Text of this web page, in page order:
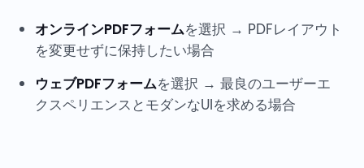
オンラインPDFフォームを選択 → PDFレイアウト
を変更せずに保持したい場合
ウェブPDFフォームを選択 → 最良のユーザーエ
クスペリエンスとモダンなUIを求める場合